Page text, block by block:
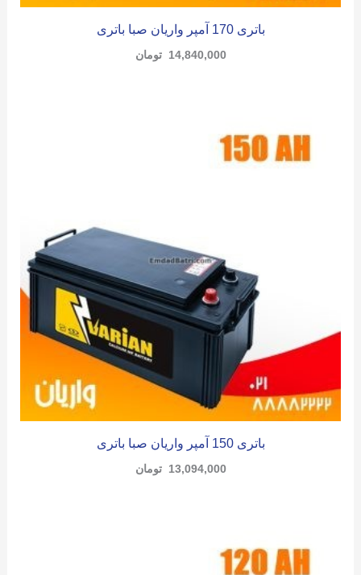
باتری 170 آمپر واریان صبا باتری
14,840,000 تومان
باتری 150 آمپر واریان صبا باتری
13,094,000 تومان